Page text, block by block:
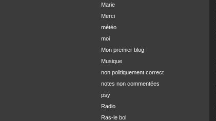
Marie
Merci
météo
moi
Mon premier blog
Musique
non politiquement correct
notes non commentées
psy
Radio
Ras-le bol